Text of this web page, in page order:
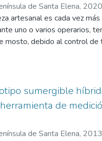
de Santa Elena, 2020
artesanal es cada vez
uno o varios operarios,
debido al control de
o en el peor de los
que de esto depende la
control automático
e implementación de
manual, desde una
sumergible
de
de Santa Elena,